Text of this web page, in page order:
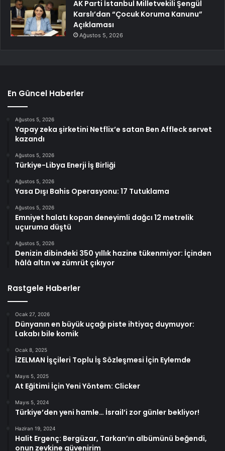
AK Parti İstanbul Milletvekili Şengül
Karslı’dan “Çocuk Koruma Kanunu”
Açıklaması
Ağustos 5, 2026
En Güncel Haberler
Ağustos 5, 2026
Yapay zeka şirketini Netflix’e satan Ben Affleck servet
kazandı
Ağustos 5, 2026
Türkiye-Libya Enerji İş Birliği
Ağustos 5, 2026
Yasa Dışı Bahis Operasyonu: 17 Tutuklama
Ağustos 5, 2026
Emniyet halatı kopan deneyimli dağcı 12 metrelik
uçuruma düştü
Ağustos 5, 2026
Denizin dibindeki 350 yıllık hazine tükenmiyor: İçinden
hâlâ altın ve zümrüt çıkıyor
Rastgele Haberler
Ocak 27, 2026
Dünyanın en büyük uçağı piste ihtiyaç duymuyor:
Lakabı bile komik
Ocak 8, 2025
İZELMAN İşçileri Toplu İş Sözleşmesi İçin Eylemde
Mayıs 5, 2025
At Eğitimi İçin Yeni Yöntem: Clicker
Mayıs 5, 2024
Türkiye’den yeni hamle… İsrail’i zor günler bekliyor!
Haziran 19, 2024
Halit Ergenç: Bergüzar, Tarkan’ın albümünü beğendi,
onun zevkine güvenirim